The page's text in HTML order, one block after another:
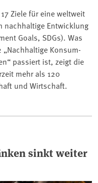
Ziele für eine weltweit
Entwicklung
Goals, SDGs). Was
Konsum-
passiert ist, zeigt die
mehr als 120
und Wirtschaft.
sinkt weiter